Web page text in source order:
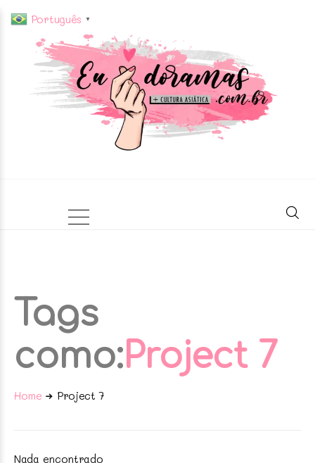
Tags
como:Project 7
Home Project 7
Nada encontrado
Português ▼